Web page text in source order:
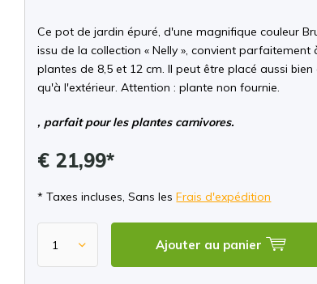
Ce pot de jardin épuré, d'une magnifique couleur
issu de la collection « Nelly », convient parfaitement
plantes de 8,5 et 12 cm. Il peut être placé aussi bien
qu'à l'extérieur. Attention : plante non fournie.
, parfait pour les plantes carnivores.
€ 21,99*
* Taxes incluses, Sans lesFrais d'expédition
Ajouter au panier